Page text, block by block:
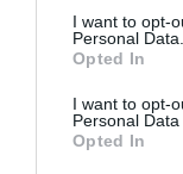
consent section.
I want to opt-
Personal Data.
Opted In
I want to opt-
Personal Data
Opted In
Itt a 700
új autó